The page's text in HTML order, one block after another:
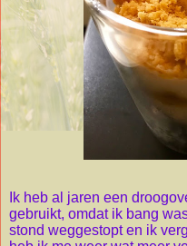
Ik heb al jaren een
gebruikt, omdat ik bang
stond weggestopten ik ver